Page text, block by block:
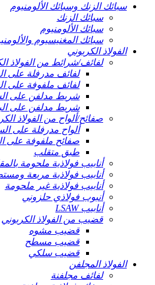
سبائك الزنك وسبائك الألومنيوم
سبائك الزنك
سبائك الألومنيوم
سبائك المغنيسيوم
الفولاذ الكربوني
لفائف/شرائط من الفولاذ
لفائف مدرفلة على
لفائف ملفوفة على
شريط مدلفن على
شريط مدلفن على
صفائح/ألواح من الفولاذ
ألواح مدرفلة على
صفائح ملفوفة على
طبق متقلب
أنابيب فولاذية ملحومة
أنابيب فولاذية مربعة
أنابيب فولاذية غير ملحومة
أنبوب فولاذي حلزوني
أنابيب LSAW
قضيب من الفولاذ الكربوني
قضيب مشوه
قضيب مسطح
قضيب سلكي
الفولاذ المجلفن
لفائف مجلفنة